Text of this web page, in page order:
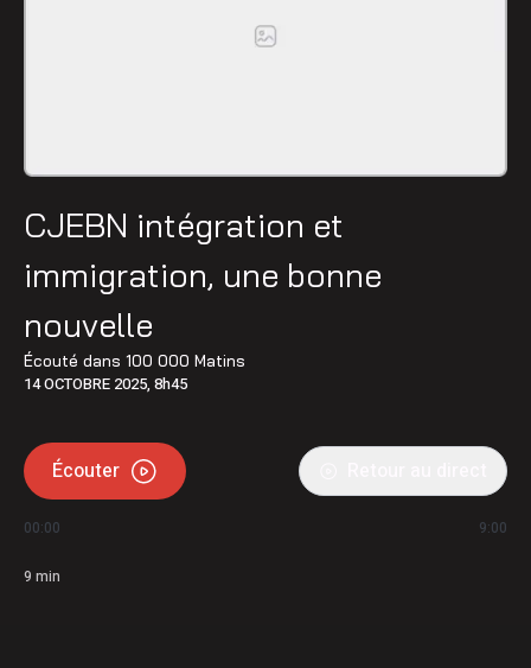
CJEBN intégration et
immigration, une bonne
nouvelle
Écouté dans 100 000 Matins
14 OCTOBRE 2025, 8h45
Écouter
00:00 9:00
9 min